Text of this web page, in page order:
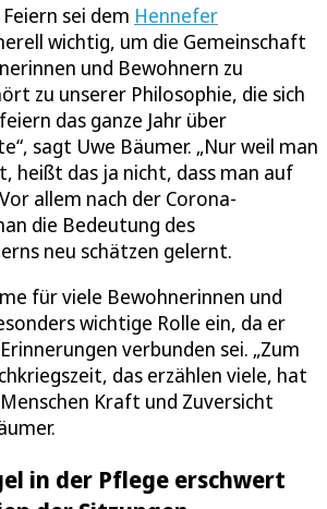
sei dem Hennefer
wichtig, um die Gemeinschaft
und Bewohnern zu
zu unserer Philosophie, die sich
das ganze Jahr über
sagt Uwe Bäumer. „Nur weil man
heißt das ja nicht, dass man auf
allem nach der Corona-
die Bedeutung des
neu schätzen gelernt.
für viele Bewohnerinnen und
wichtige Rolle ein, da er
verbunden sei. „Zum
das erzählen viele, hat
Kraft und Zuversicht
in der Pflege erschwert